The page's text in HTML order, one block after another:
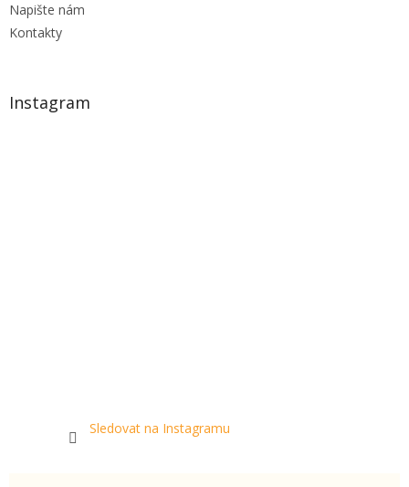
Napište nám
Kontakty
Instagram
Sledovat na Instagramu